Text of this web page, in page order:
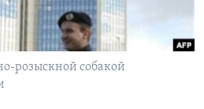
розыскной собакой